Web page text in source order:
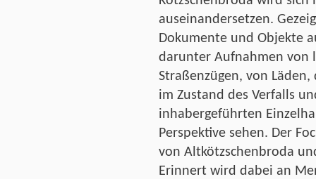
auseinandersetzen.
Dokumente und Objekte
darunter Aufnahmen von
Straßenzügen, von
im Zustand des Verfalls
inhabergeführten
Perspektive sehen. Der
von Altkötzschenbroda
Erinnert wird dabei an